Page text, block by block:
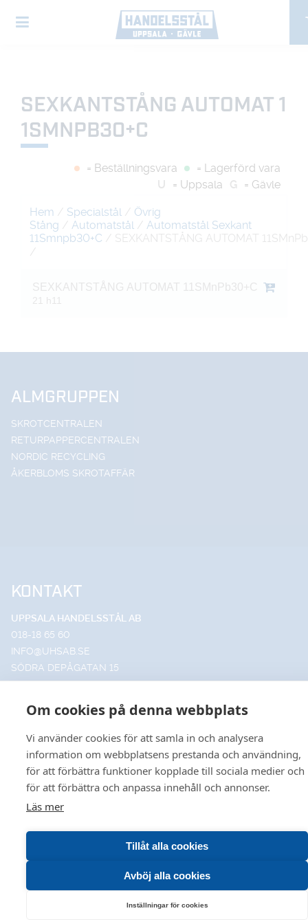
Om cookies på denna webbplats
Vi använder cookies för att samla in och analysera
information om webbplatsens prestanda och användning,
för att förbättra funktioner kopplade till sociala medier och
för att förbättra och anpassa innehåll och annonser.
Läs mer
Tillåt alla cookies
Avböj alla cookies
Inställningar för cookies
VÅR HEMSIDA ANVÄNDER COOKIES FÖR FÖRBÄTTRAD
ANVÄNDBARHET OCH ÖKAD RELEVANS INOM
MARKNADSFÖRING FÖR DIG. VILL DU LÄSA OM HUR VI
HANTERAR COOKIES KAN DU GÖRA DET
SEXKANTSTÅNG AUTOMAT 1
1SMNPB30+C
= Beställningsvara
= Lagerförd vara
U
= Uppsala G = Gävle
Hem / Specialstål / Övrig
Stång / Automatstål / Automatstål Sexkant
11Smnpb30+C / SEXKANTSTÅNG AUTOMAT
/
SEXKANTSTÅNG AUTOMAT 11SMnPb30+C
21 h11
ALMGRUPPEN
SKROTCENTRALEN
RETURPAPPERCENTRALEN
NORDIC RECYCLING
ÅKERBLOMS SKROTAFFÄR
KONTAKT
UPPSALA HANDELSSTÅL AB
018-18 65 60
INFO@UHSAB.SE
SÖDRA DEPÅGATAN 15
SE-754 54 UPPSALA
026-495 99 00
INFO@HANDELSSTALGAVLE.SE
TRUTVÄGEN 4
803 09 GÄVLE
© 2026 Uppsala • Gävle
Försäljningsvillkor •Produktkataloger